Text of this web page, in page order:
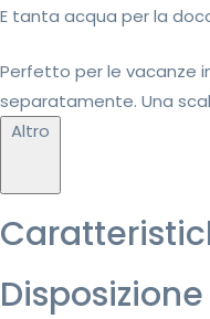
E tanta acqua per la
Perfetto per le vacanze
separatamente. Una
Altro